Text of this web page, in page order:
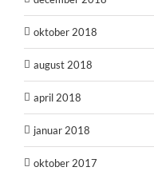
oktober 2018
august 2018
april 2018
januar 2018
oktober 2017